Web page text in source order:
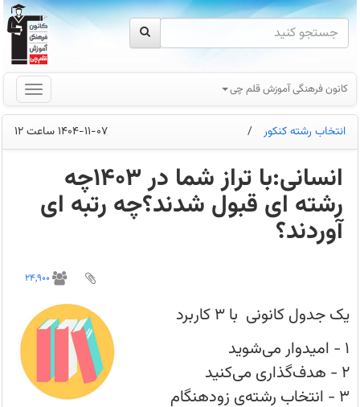
کانون فرهنگی آموزش قلم چی
انتخاب رشته کنکور / 1404-11-07 ساعت 12
انسانی:با تراز شما در 1403چه
رشته ای قبول شدند؟چه رتبه ای
آوردند؟
ستون
اول
کنید؛
رتبه‌ی
احتمالی‌تان
را
کشف
می‌کنید
24,900
یک جدول کانونی با 3 کاربرد
۱ - امیدوار می‌شوید
۲ - هدف‌گذاری می‌کنید
۳ - انتخاب رشته‌ی زودهنگام